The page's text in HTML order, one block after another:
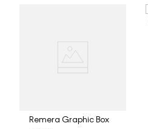
Remera Graphic Box